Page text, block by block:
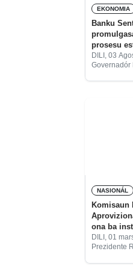
EKONOMIA
Banku
prosesu
BNDTL
DILI, 03
Governadór
NASIONÁL
Komisaun
ona ba
DILI, 01
Prezidente